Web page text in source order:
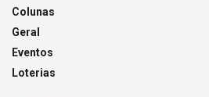
Colunas
Geral
Eventos
Loterias